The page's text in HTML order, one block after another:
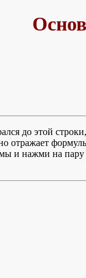
до этой
отражает
и нажми на пару